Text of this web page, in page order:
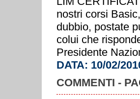
nostri corsi
dubbio, postate
colui che
Presidente
DATA: 10/02/
COMMENTI -